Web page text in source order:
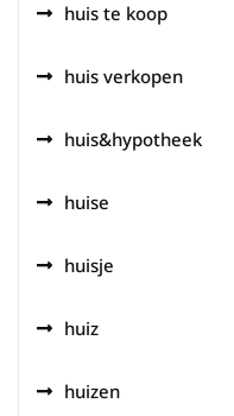
huis te koop
huis verkopen
huis&hypotheek
huise
huisje
huiz
huizen